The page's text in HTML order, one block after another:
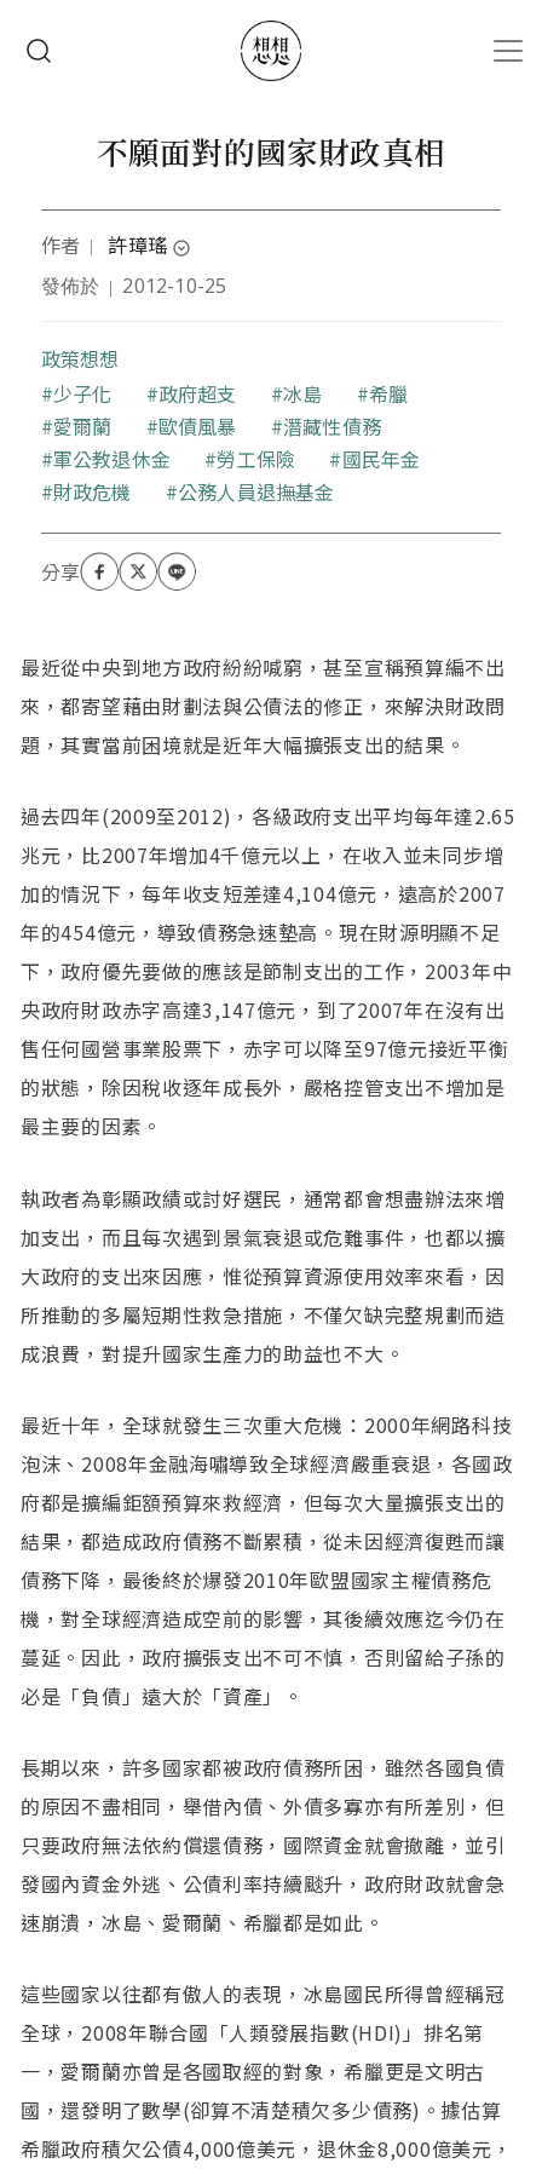
不願面對的國家財政真相
作者 ｜ 許璋瑤 expand_circle_down
本文作者為前主計長，財團法人小英基金會監察人
發佈於 ｜ 2012-10-25
政策想想
關鍵字
少子化 政府超支 冰島
希臘
愛爾蘭
歐債風暴
潛藏性債務
軍公教退休金
勞工保險
國民年金
財政危機
公務人員退撫基金
最近從中央到地方政府紛紛喊窮，甚至宣稱預算編不出
來，都寄望藉由財劃法與公債法的修正，來解決財政問
題，其實當前困境就是近年大幅擴張支出的結果。
過去四年(2009至2012)，各級政府支出平均每年達2.65
兆元，比2007年增加4千億元以上，在收入並未同步增
加的情況下，每年收支短差達4,104億元，遠高於2007
年的454億元，導致債務急速墊高。現在財源明顯不足
下，政府優先要做的應該是節制支出的工作，2003年中
央政府財政赤字高達3,147億元，到了2007年在沒有出
售任何國營事業股票下，赤字可以降至97億元接近平衡
的狀態，除因稅收逐年成長外，嚴格控管支出不增加是
最主要的因素。
執政者為彰顯政績或討好選民，通常都會想盡辦法來增
加支出，而且每次遇到景氣衰退或危難事件，也都以擴
大政府的支出來因應，惟從預算資源使用效率來看，因
所推動的多屬短期性救急措施，不僅欠缺完整規劃而造
成浪費，對提升國家生產力的助益也不大。
最近十年，全球就發生三次重大危機：2000年網路科技
泡沫、2008年金融海嘯導致全球經濟嚴重衰退，各國政
府都是擴編鉅額預算來救經濟，但每次大量擴張支出的
結果，都造成政府債務不斷累積，從未因經濟復甦而讓
債務下降，最後終於爆發2010年歐盟國家主權債務危
機，對全球經濟造成空前的影響，其後續效應迄今仍在
蔓延。因此，政府擴張支出不可不慎，否則留給子孫的
必是「負債」遠大於「資產」。
長期以來，許多國家都被政府債務所困，雖然各國負債
的原因不盡相同，舉借內債、外債多寡亦有所差別，但
只要政府無法依約償還債務，國際資金就會撤離，並引
發國內資金外逃、公債利率持續颷升，政府財政就會急
速崩潰，冰島、愛爾蘭、希臘都是如此。
這些國家以往都有傲人的表現，冰島國民所得曾經稱冠
全球，2008年聯合國「人類發展指數(HDI)」排名第
一，愛爾蘭亦曾是各國取經的對象，希臘更是文明古
國，還發明了數學(卻算不清楚積欠多少債務)。據估算
希臘政府積欠公債4,000億美元，退休金8,000億美元，